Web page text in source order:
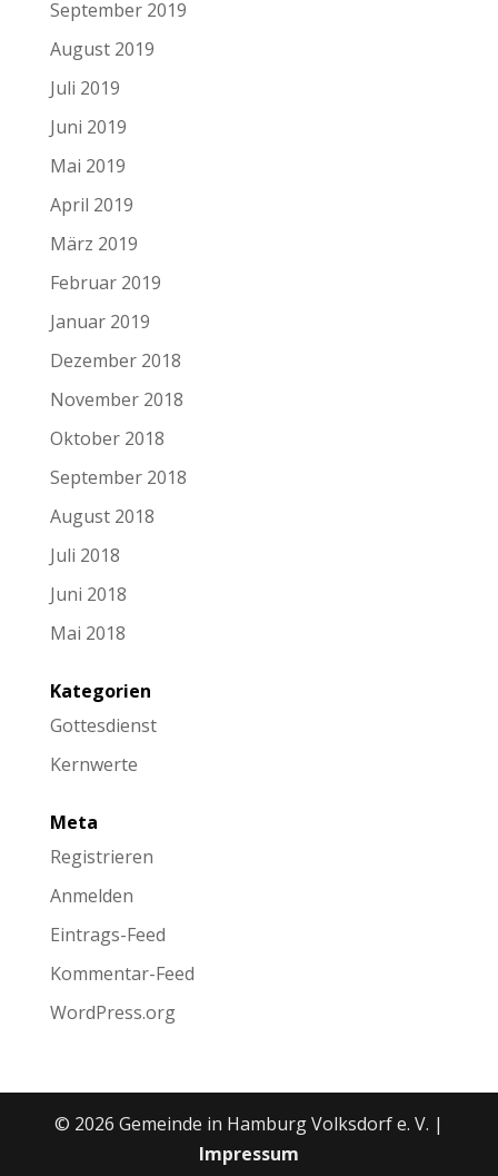
September 2019
August 2019
Juli 2019
Juni 2019
Mai 2019
April 2019
März 2019
Februar 2019
Januar 2019
Dezember 2018
November 2018
Oktober 2018
September 2018
August 2018
Juli 2018
Juni 2018
Mai 2018
Kategorien
Gottesdienst
Kernwerte
Meta
Registrieren
Anmelden
Eintrags-Feed
Kommentar-Feed
WordPress.org
© 2026 Gemeinde in Hamburg Volksdorf e. V. |
Impressum